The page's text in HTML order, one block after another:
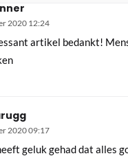
2020 09:17
geluk gehad dat alles
2020 12:24
artikel bedankt!